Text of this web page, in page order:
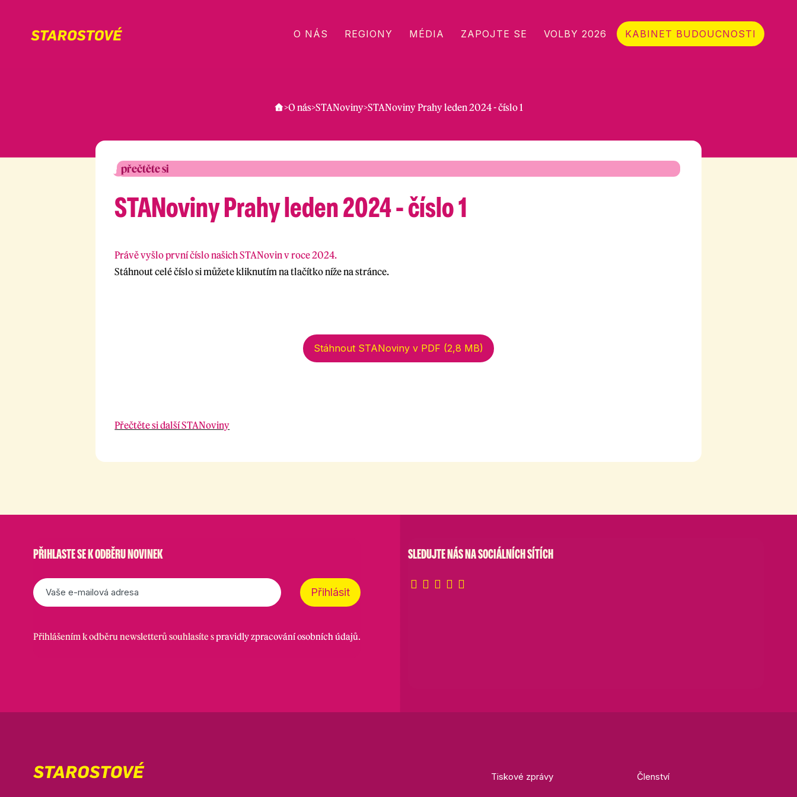
O NÁS REGIONY MÉDIA ZAPOJTE SE VOLBY 2026 KABINET BUDOUCNOSTI
>O nás>STANoviny>STANoviny Prahy leden 2024 - číslo 1
přečtěte si
STANoviny Prahy leden 2024 - číslo 1
Právě vyšlo první číslo našich STANovin v roce 2024.
Stáhnout celé číslo si můžete kliknutím na tlačítko níže na stránce.
Stáhnout STANoviny v PDF (2,8 MB)
Přečtěte si další STANoviny
PŘIHLASTE SE K ODBĚRU NOVINEK
E-
mail
Přihlásit
Přihlášením k odběru newsletterů souhlasíte spravidly zpracování osobních údajů.
SLEDUJTE NÁS NA SOCIÁLNÍCH SÍTÍCH
Tiskové zprávy Členství